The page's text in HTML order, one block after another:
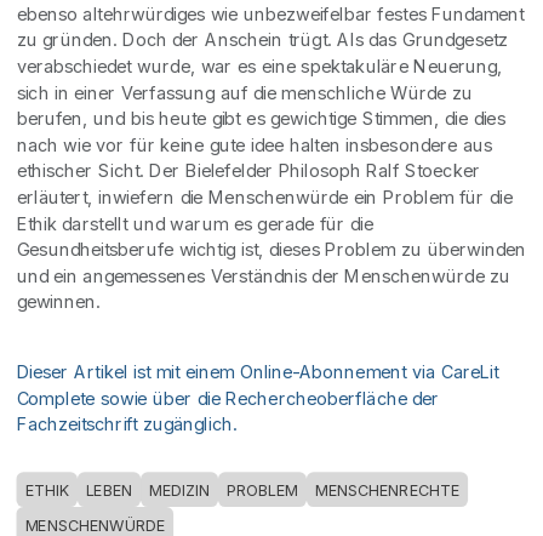
ebenso altehrwürdiges wie unbezweifelbar festes Fundament
zu gründen. Doch der Anschein trügt. Als das Grundgesetz
verabschiedet wurde, war es eine spektakuläre Neuerung,
sich in einer Verfassung auf die menschliche Würde zu
berufen, und bis heute gibt es gewichtige Stimmen, die dies
nach wie vor für keine gute idee halten insbesondere aus
ethischer Sicht. Der Bielefelder Philosoph Ralf Stoecker
erläutert, inwiefern die Menschenwürde ein Problem für die
Ethik darstellt und warum es gerade für die
Gesundheitsberufe wichtig ist, dieses Problem zu überwinden
und ein angemessenes Verständnis der Menschenwürde zu
gewinnen.
Dieser Artikel ist mit einem Online-Abonnement via CareLit
Complete sowie über die Rechercheoberfläche der
Fachzeitschrift zugänglich.
ETHIK LEBEN MEDIZIN PROBLEM MENSCHENRECHTE
MENSCHENWÜRDE